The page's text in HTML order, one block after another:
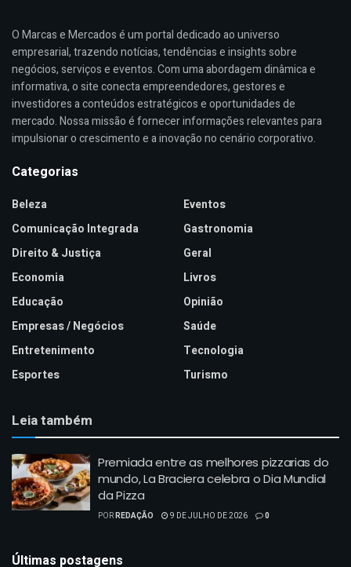
O Marcas e Mercados é um portal dedicado ao universo
empresarial, trazendo notícias, tendências e insights sobre
negócios, serviços e eventos. Com uma abordagem dinâmica e
informativa, o site conecta empreendedores, gestores e
investidores a conteúdos estratégicos e oportunidades de
mercado. Nossa missão é fornecer informações relevantes para
impulsionar o crescimento e a inovação no cenário corporativo.
Categorias
Beleza
Comunicação Integrada
Direito & Justiça
Economia
Educação
Empresas / Negócios
Entretenimento
Esportes
Eventos
Gastronomia
Geral
Livros
Opinião
Saúde
Tecnologia
Turismo
Leia também
Premiada entre as melhores pizzarias do
mundo, La Braciera celebra o Dia Mundial
da Pizza
PORREDAÇÃO 9 DE JULHO DE 2026 0
Últimas postagens